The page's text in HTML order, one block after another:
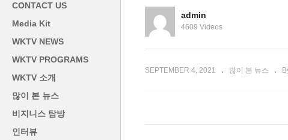
CONTACT US
Media Kit
WKTV NEWS
WKTV PROGRAMS
WKTV 소개
많이 본 뉴스
비지니스 탐방
인터뷰
admin
4609 Videos
SEPTEMBER 4, 2021 많이 본 뉴스